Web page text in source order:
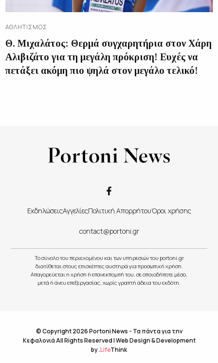
ΑΘΛΗΤΙΣΜΌΣ
Θ. Μιχαλάτος: Θερμά συγχαρητήρια στον Χάρη
Αλιβιζάτο για τη μεγάλη πρόκριση! Ευχές να
πετάξει ακόμη πιο ψηλά στον μεγάλο τελικό!
ΕκδηλώσειςΑγγελίεςΠολιτική ΑπορρήτουΌροι χρήσης
contact@portoni.gr
Το σύνολο του περιεχομένου και των υπηρεσιών του portoni.gr
διατίθεται στους επισκέπτες αυστηρά για προσωπική χρήση.
Απαγορεύεται η χρήση ή επανεκπομπή του, σε οποιοδήποτε μέσο,
μετά ή άνευ επεξεργασίας, χωρίς γραπτή άδεια του εκδότη.
© Copyright 2026 Portoni News - Τα πάντα για την
Κεφαλονιά All Rights Reserved |Web Design & Development
by.LifeThink